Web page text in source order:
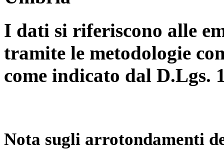
I dati si riferiscono alle
tramite le metodologie
come indicato dal D.Lgs.
Nota sugli arrotondamenti